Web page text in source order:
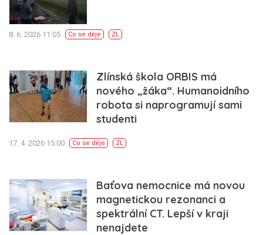
8. 6. 2026 11:05 Co se děje ZL
Zlínská škola ORBIS má
nového „žáka“. Humanoidního
robota si naprogramují sami
studenti
17. 4. 2026 15:00 Co se děje ZL
Baťova nemocnice má novou
magnetickou rezonanci a
spektrální CT. Lepší v kraji
nenajdete